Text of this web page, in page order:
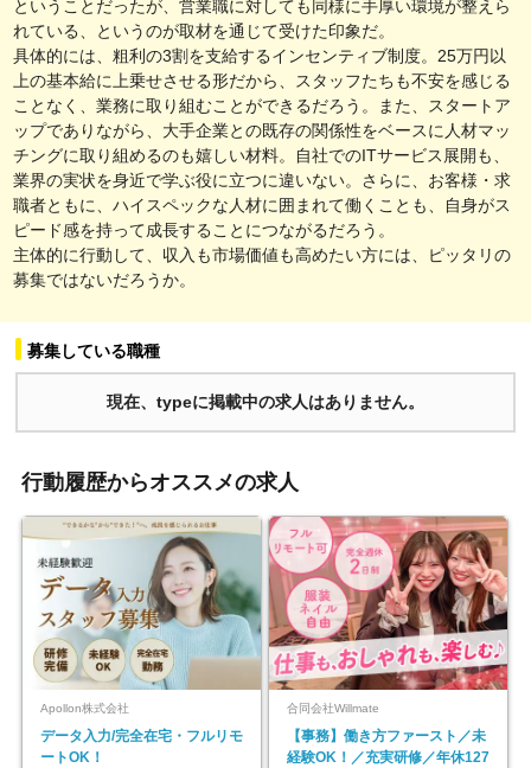
ということだったが、営業職に対しても同様に手厚い環境が整えら
れている、というのが取材を通じて受けた印象だ。
具体的には、粗利の3割を支給するインセンティブ制度。25万円以
上の基本給に上乗せさせる形だから、スタッフたちも不安を感じる
ことなく、業務に取り組むことができるだろう。また、スタートア
ップでありながら、大手企業との既存の関係性をベースに人材マッ
チングに取り組めるのも嬉しい材料。自社でのITサービス展開も、
業界の実状を身近で学ぶ役に立つに違いない。さらに、お客様・求
職者ともに、ハイスペックな人材に囲まれて働くことも、自身がス
ピード感を持って成長することにつながるだろう。
主体的に行動して、収入も市場価値も高めたい方には、ピッタリの
募集ではないだろうか。
募集している職種
現在、typeに掲載中の求人はありません。
行動履歴からオススメの求人
Apollon株式会社
データ入力/完全在宅・フルリモ
ートOK！
合同会社Willmate
【事務】働き方ファースト／未
経験OK！／充実研修／年休127